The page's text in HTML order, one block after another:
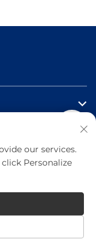
Equipment
our services.
Personalize